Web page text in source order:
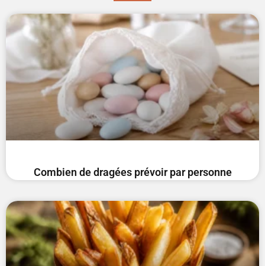
Combien de dragées prévoir par personne